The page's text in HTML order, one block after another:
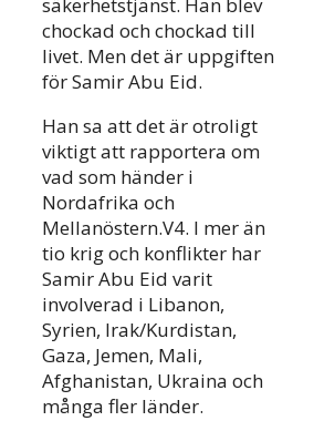
säkerhetstjänst. Han blev
chockad och chockad till
livet. Men det är uppgiften
för Samir Abu Eid.
Han sa att det är otroligt
viktigt att rapportera om
vad som händer i
Nordafrika och
Mellanöstern.V4. I mer än
tio krig och konflikter har
Samir Abu Eid varit
involverad i Libanon,
Syrien, Irak/Kurdistan,
Gaza, Jemen, Mali,
Afghanistan, Ukraina och
många fler länder.